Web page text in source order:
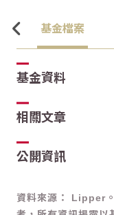
基金檔案
基金資料
相關文章
公開資訊
資料來源： Lipper